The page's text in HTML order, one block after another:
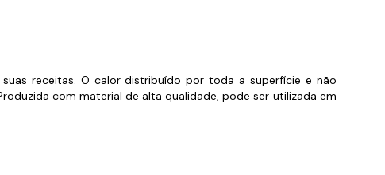
receitas. O calor distribuído por toda a superfície e não
com material de alta qualidade, pode ser utilizada em